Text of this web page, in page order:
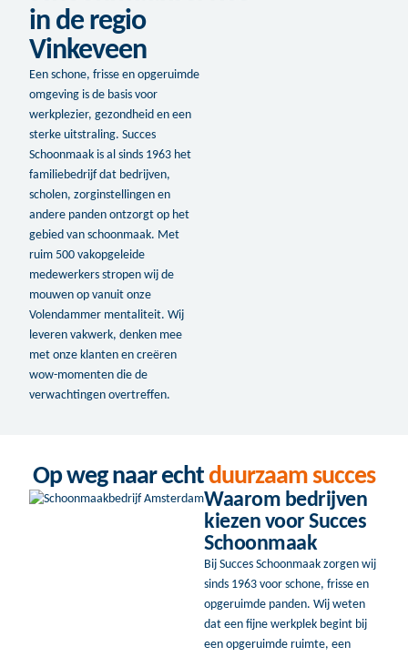
in de regio
Vinkeveen
Een schone, frisse en opgeruimde
omgeving is de basis voor
werkplezier, gezondheid en een
sterke uitstraling. Succes
Schoonmaak is al sinds 1963 het
familiebedrijf dat bedrijven,
scholen, zorginstellingen en
andere panden ontzorgt op het
gebied van schoonmaak. Met
ruim 500 vakopgeleide
medewerkers stropen wij de
mouwen op vanuit onze
Volendammer mentaliteit. Wij
leveren vakwerk, denken mee
met onze klanten en creëren
wow-momenten die de
verwachtingen overtreffen.
Op weg naar echtduurzaam succes
Waarom bedrijven
kiezen voor Succes
Schoonmaak
Bij Succes Schoonmaak zorgen wij
sinds 1963 voor schone, frisse en
opgeruimde panden. Wij weten
dat een fijne werkplek begint bij
een opgeruimde ruimte, een